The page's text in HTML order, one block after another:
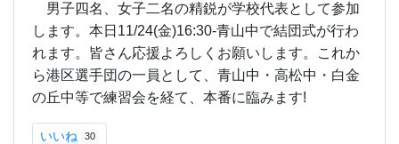
男子四名、女子二名の精鋭が学校代表として参加
します。本日11/24(金)16:30-青山中で結団式が行わ
れます。皆さん応援よろしくお願いします。これか
ら港区選手団の一員として、青山中・高松中・白金
の丘中等で練習会を経て、本番に臨みます!
いいね 30